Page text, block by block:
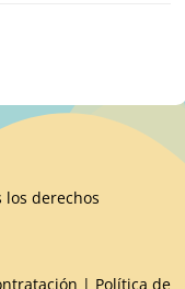
los derechos
| Política de